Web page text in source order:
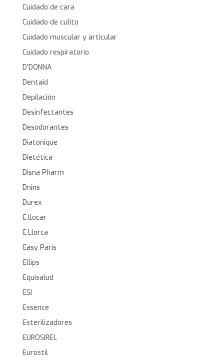
Cuidado de cara
Cuidado de culito
Cuidado muscular y articular
Cuidado respiratorio
D’DONNA
Dentaid
Depilación
Desinfectantes
Desodorantes
Diatonique
Dietética
Disna Pharm
Dnins
Durex
E.llocar
E.Llorca
Easy Paris
Ellips
Equisalud
ESI
Essence
Esterilizadores
EUROSIREL
Eurostil